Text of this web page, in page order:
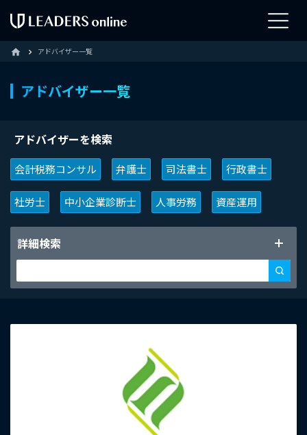
home アドバイザー一覧
アドバイザー一覧
アドバイザーを検索
会計税務コンサル 弁護士 司法書士 行政書士
社労士 中小企業診断士 人事労務 資産運用
詳細検索